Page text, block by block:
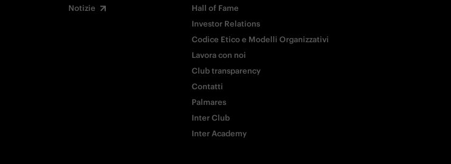
Notizie
Hall of Fame
Investor Relations
Codice Etico e Modelli Organizzativi
Lavora con noi
Club transparency
Contatti
Palmares
Inter Club
Inter Academy